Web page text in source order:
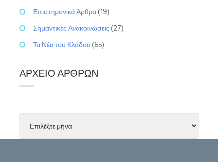
Επιστημονικά Άρθρα (19)
Σημαντικές Ανακοινώσεις (27)
Τα Νέα του Κλάδου (65)
ΑΡΧΕΊΟ ΆΡΘΡΩΝ